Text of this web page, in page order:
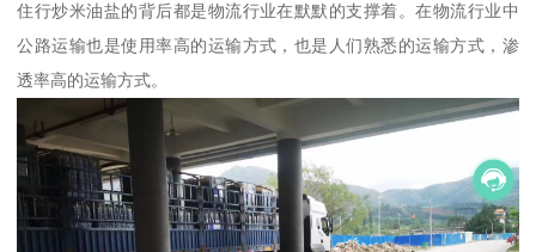
住行炒米油盐的背后都是物流行业在默默的支撑着。在物流行业中
公路运输也是使用率高的运输方式，也是人们熟悉的运输方式，渗
透率高的运输方式。